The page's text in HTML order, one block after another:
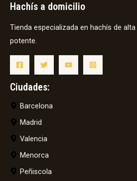
Hachís a domicilio
Tienda especializada en hachís de
potente.
Ciudades:
Barcelona
Madrid
Valencia
Menorca
Peñiscola